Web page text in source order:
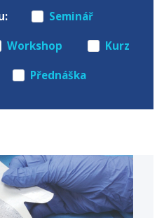
Seminář
Workshop Kurz
Přednáška